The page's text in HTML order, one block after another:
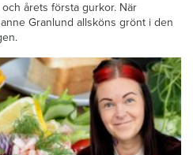
årets första gurkor. När
Granlund allsköns grönt i den